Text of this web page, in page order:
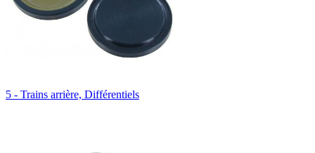
5 - Trains arrière, Différentiels